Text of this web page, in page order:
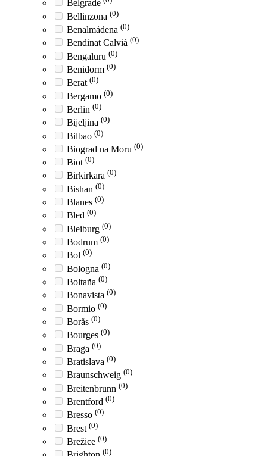
Belgrade
Bellinzona (0)
Benalmádena (0)
Bendinat Calviá (0)
Bengaluru (0)
Benidorm (0)
Berat (0)
Bergamo (0)
Berlin (0)
Bijeljina (0)
Bilbao (0)
Biograd na Moru (0)
Biot (0)
Birkirkara (0)
Bishan (0)
Blanes (0)
Bled (0)
Bleiburg (0)
Bodrum (0)
Bol (0)
Bologna (0)
Boltaña (0)
Bonavista (0)
Bormio (0)
Borås (0)
Bourges (0)
Braga (0)
Bratislava (0)
Braunschweig (0)
Breitenbrunn (0)
Brentford (0)
Bresso (0)
Brest (0)
Brežice (0)
(0)